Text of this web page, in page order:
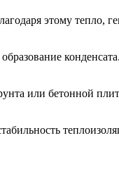
этому тепло,
или бетонной